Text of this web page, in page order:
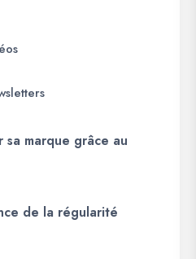
sa marque grâce au
de la régularité